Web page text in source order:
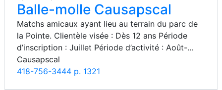
Balle-molle Causapscal
Matchs amicaux ayant lieu au terrain du parc de
la Pointe. Clientèle visée : Dès 12 ans Période
d’inscription : Juillet Période d’activité : Août-…
Causapscal
418-756-3444 p. 1321